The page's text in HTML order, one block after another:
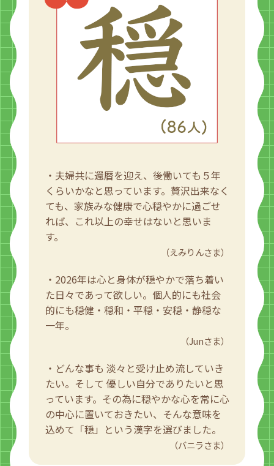
・夫婦共に還暦を迎え、後働いても５年
くらいかなと思っています。贅沢出来なく
ても、家族みな健康で心穏やかに過ごせ
れば、これ以上の幸せはないと思いま
す。
（えみりんさま）
・2026年は心と身体が穏やかで落ち着い
た日々であって欲しい。個人的にも社会
的にも穏健・穏和・平穏・安穏・静穏な
一年。
（Junさま）
・どんな事も 淡々と受け止め流していき
たい。そして 優しい自分でありたいと思
っています。その為に穏やかな心を常に心
の中心に置いておきたい、そんな意味を
込めて「穏」という漢字を選びました。
（バニラさま）